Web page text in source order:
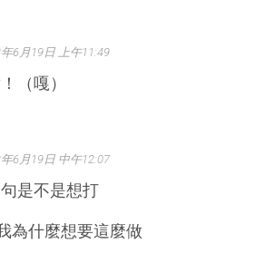
6月19日 上午11:49
（嘎）
6月19日 中午12:07
是不是想打
為什麼想要這麼做